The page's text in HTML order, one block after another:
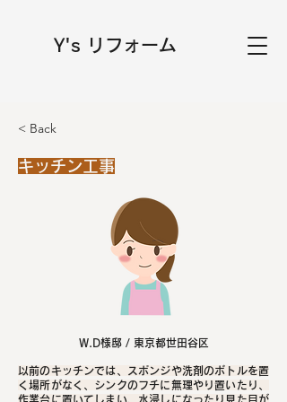
Y's リフォーム
< Back
キッチン工事
W.D様邸 / 東京都世田谷区
以前のキッチンでは、スポンジや洗剤のボトルを置
く場所がなく、シンクのフチに無理やり置いたり、
作業台に置いてしまい、水浸しになったり見た目が